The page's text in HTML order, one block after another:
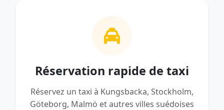
Réservation rapide de taxi
Réservez un taxi à Kungsbacka, Stockholm,
Göteborg, Malmö et autres villes suédoises